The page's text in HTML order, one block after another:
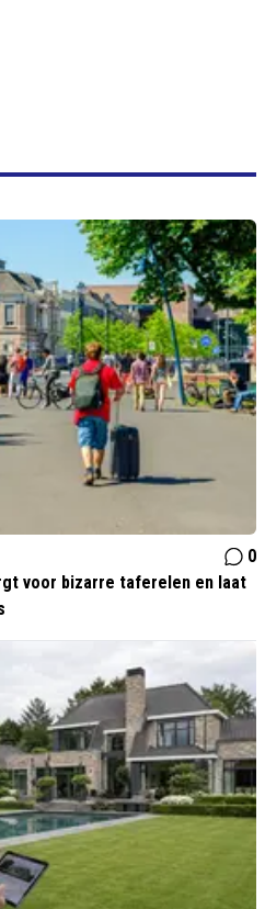
0
voor bizarre taferelen en laat